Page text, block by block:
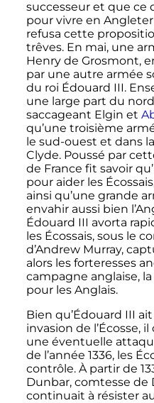
successeur et que ce
pour vivre en
refusa cette
trêves. En mai, une
Henry de Grosmont,
par une autre armée
du roi Édouard III.
une large part du
saccageant Elgin et
qu’une troisième
le sud-ouest et dans
Clyde. Poussé par
de France fit savoir
pour aider les
ainsi qu’une grande
envahir aussi bien
Édouard III avorta
les Écossais, sous le
d’Andrew Murray,
alors les forteresses
campagne anglaise,
pour les Anglais.
Bien qu’Édouard III
invasion de l’Écosse,
une éventuelle
de l’année 1336, les
contrôle. À partir de
Dunbar, comtesse de
continuait à résister